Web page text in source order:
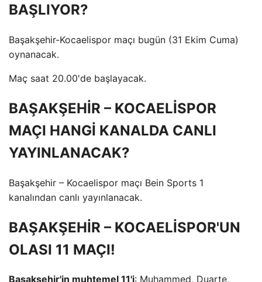
BAŞLIYOR?
Başakşehir-Kocaelispor maçı bugün (31 Ekim Cuma)
oynanacak.
Maç saat 20.00'de başlayacak.
BAŞAKŞEHİR – KOCAELİSPOR
MAÇI HANGİ KANALDA CANLI
YAYINLANACAK?
Başakşehir – Kocaelispor maçı Bein Sports 1
kanalından canlı yayınlanacak.
BAŞAKŞEHİR – KOCAELİSPOR'UN
OLASI 11 MAÇI!
Başakşehir'in muhtemel 11'i: Muhammed, Duarte,